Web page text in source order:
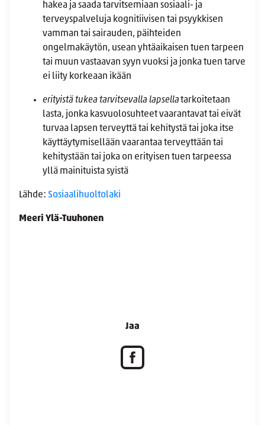
hakea ja saada tarvitsemiaan sosiaali- ja
terveyspalveluja kognitiivisen tai psyykkisen
vamman tai sairauden, päihteiden
ongelmakäytön, usean yhtäaikaisen tuen tarpeen
tai muun vastaavan syyn vuoksi ja jonka tuen tarve
ei liity korkeaan ikään
erityistä tukea tarvitsevalla lapsellatarkoitetaan
lasta, jonka kasvuolosuhteet vaarantavat tai eivät
turvaa lapsen terveyttä tai kehitystä tai joka itse
käyttäytymisellään vaarantaa terveyttään tai
kehitystään tai joka on erityisen tuen tarpeessa
yllä mainituista syistä
Lähde: Sosiaalihuoltolaki
Meeri Ylä-Tuuhonen
Jaa